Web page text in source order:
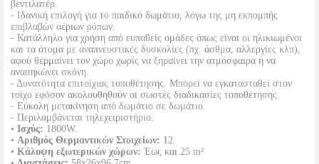
βεντιλατέρ.
- Ιδανική επιλογή για το παιδικό δωμάτιο, λόγω της μη εκπομπής
επιβλαβών αέριων ρύπων.
- Κατάλληλο για χρήση από ευπαθείς ομάδες όπως είναι οι ηλικιωμένοι
και τα άτομα με αναπνευστικές δυσκολίες (πχ. άσθμα, αλλεργίες κλπ),
αφού θερμαίνει τον χώρο χωρίς να ξηραίνει την ατμόσφαιρα ή να
ανασηκώνει σκόνη.
- Δυνατότητα επιτοίχιας τοποθέτησης. Μπορεί να εγκατασταθεί στον
τοίχο εφόσον ακολουθηθούν οι σωστές διαδικασίες τοποθέτησης.
- Εύκολη μετακίνηση από δωμάτιο σε δωμάτιο.
- Περιλαμβάνεται τηλεχειριστήριο.
• Ισχύς: 1800W.
• Αριθμός Θερμαντικών Στοιχείων: 12.
• Κάλυψη εξωτερικών χώρων:Έως και 25 m²